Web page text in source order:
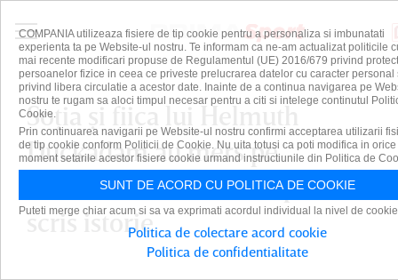
Soţia şi fiica lui Helmuth
Duckadam au mers pe
stadionul unde marele portar a
scris istorie
COMPANIA utilizeaza fisiere de tip cookie pentru a personaliza si imbunatati
experienta ta pe Website-ul nostru. Te informam ca ne-am actualizat politicile
mai recente modificari propuse de Regulamentul (UE) 2016/679 privind
persoanelor fizice in ceea ce priveste prelucrarea datelor cu caracter personal
privind libera circulatie a acestor date. Inainte de a continua navigarea pe
nostru te rugam sa aloci timpul necesar pentru a citi si intelege continutul
Cookie.
Prin continuarea navigarii pe Website-ul nostru confirmi acceptarea utilizarii
de tip cookie conform Politicii de Cookie. Nu uita totusi ca poti modifica in orice
moment setarile acestor fisiere cookie urmand instructiunile din Politica de
SUNT DE ACORD CU POLITICA DE COOKIE
Puteti merge chiar acum si sa va exprimati acordul individual la nivel de
Politica de colectare acord cookie
Politica de confidentialitate